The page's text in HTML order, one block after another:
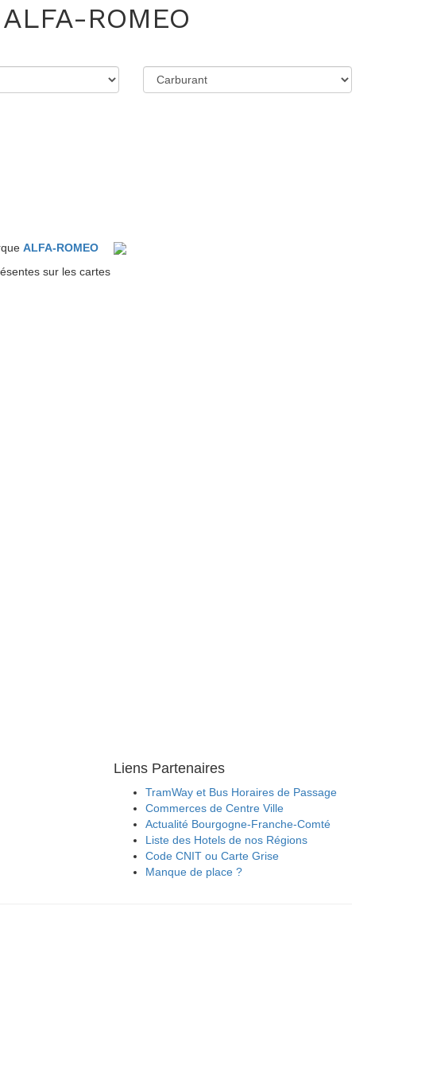
ALFA-ROMEO
Liens Partenaires
TramWay et Bus Horaires de Passage
Commerces de Centre Ville
Actualité Bourgogne-Franche-Comté
Liste des Hotels de nos Régions
Code CNIT ou Carte Grise
Manque de place ?
ALFA-ROMEO
sur les cartes